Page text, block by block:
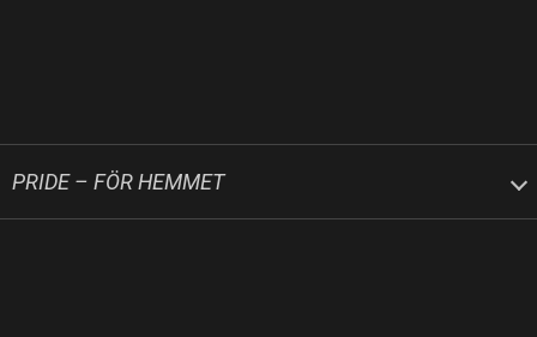
PRIDE – FÖR HEMMET